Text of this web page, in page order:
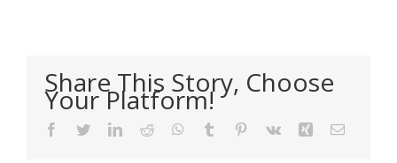
Share This Story, Choose
Your Platform!
Facebook
TwitterLinkedIn
Reddit WhatsApp
Tumblr Pinterest
Vk Xing Email